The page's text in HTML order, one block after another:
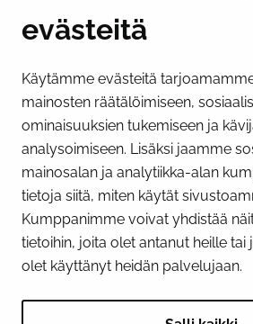
evästeitä
Käytämme evästeitä
mainosten räätälöimiseen,
ominaisuuksien tukemiseen ja
analysoimiseen. Lisäksi jaamme
mainosalan ja analytiikka-alan
tietoja siitä, miten käytät
Kumppanimme voivat yhdistää
tietoihin, joita olet antanut heille tai
olet käyttänyt heidän palvelujaan.
PI­KA­LINK­KE­JÄ
Näytä
SOSIAALINEN
Facebook InstagramYouTube